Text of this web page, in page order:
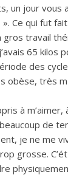
un jour vous
Ce qui fut
gros travail
65 kilos
des
obèse, très
à m’aimer,
de
je ne me
grosse.